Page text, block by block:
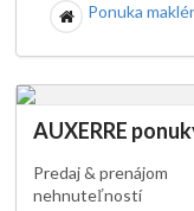
Ponuka
AUXERRE
Predaj & prenájom
nehnuteľností